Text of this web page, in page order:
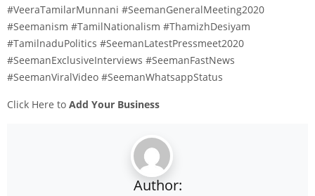
#VeeraTamilarMunnani #SeemanGeneralMeeting2020
#Seemanism #TamilNationalism #ThamizhDesiyam
#TamilnaduPolitics #SeemanLatestPressmeet2020
#SeemanExclusiveInterviews #SeemanFastNews
#SeemanViralVideo #SeemanWhatsappStatus
Click Here to Add Your Business
Author: